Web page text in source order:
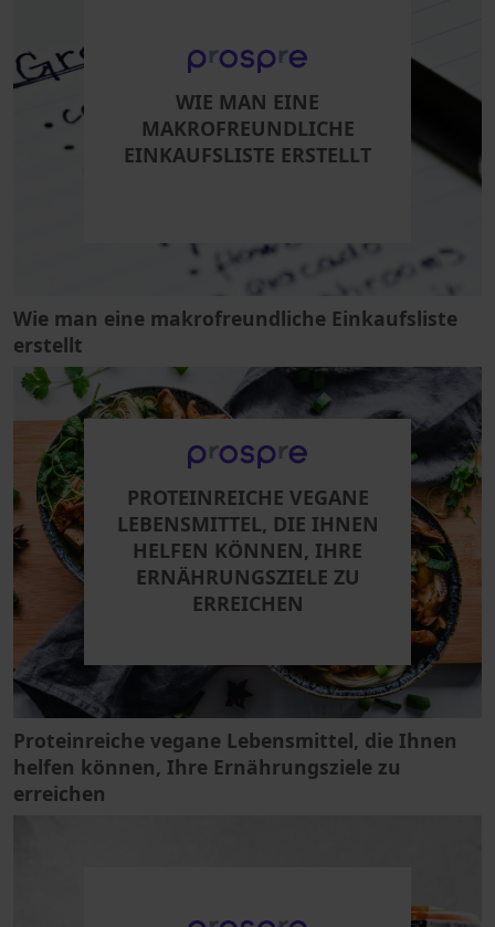
WIE MAN EINE
MAKROFREUNDLICHE
EINKAUFSLISTE ERSTELLT
Wie man eine makrofreundliche Einkaufsliste
erstellt
PROTEINREICHE VEGANE
LEBENSMITTEL, DIE IHNEN
HELFEN KÖNNEN, IHRE
ERNÄHRUNGSZIELE ZU
ERREICHEN
Proteinreiche vegane Lebensmittel, die Ihnen
helfen können, Ihre Ernährungsziele zu
erreichen